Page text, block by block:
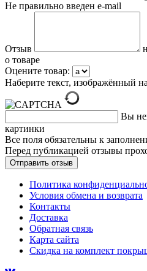
Не правильно введен e-mail
Отзыв
о товаре
Оцените товар:
Наберите текст, изображённый
Вы
картинки
Все поля обязательны к
Перед публикацией отзывы
Политика
Условия обмена и возврата
Контакты
Доставка
Обратная связь
Карта сайта
Скидка на комплект